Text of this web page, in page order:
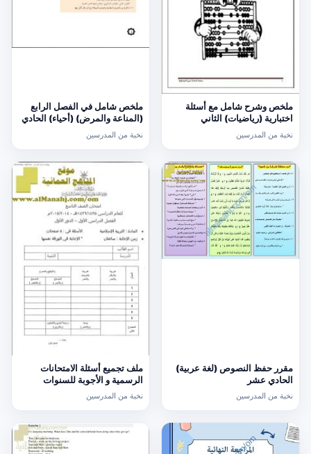
ملخص وشرح شامل مع أسئلة
اختبارية (رياضيات) الثاني
نخبة من المدرسين
ملخص شامل في الفصل الرابع
(المناعة والمرض) (أحياء) الحادي
نخبة من المدرسين
مقرر حفظ النصوص (لغة عربية)
الحادي عشر
نخبة من المدرسين
ملف تجميع أسئلة الامتحانات
الرسمية و الأجوبة للسنوات
السابقة الدور الأول (الامتحانات)
التاسع
نخبة من المدرسين